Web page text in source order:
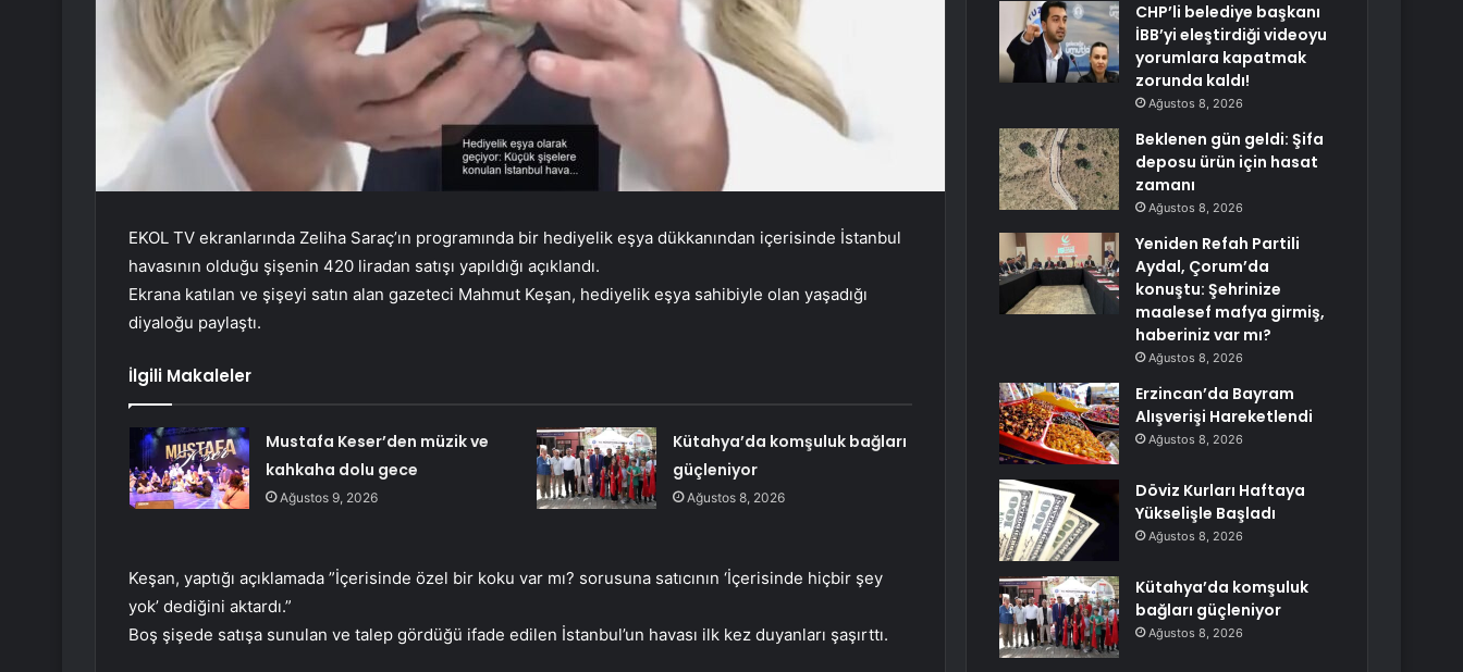
EKOL TV ekranlarında Zeliha Saraç’ın programında bir hediyelik eşya dükkanından içerisinde İstanbul
havasının olduğu şişenin 420 liradan satışı yapıldığı açıklandı.
Ekrana katılan ve şişeyi satın alan gazeteci Mahmut Keşan, hediyelik eşya sahibiyle olan yaşadığı
diyaloğu paylaştı.
İlgili Makaleler
Mustafa Keser’den müzik ve
kahkaha dolu gece
Ağustos 9, 2026
Kütahya’da komşuluk bağları
güçleniyor
Ağustos 8, 2026
Keşan, yaptığı açıklamada ”İçerisinde özel bir koku var mı? sorusuna satıcının ‘İçerisinde hiçbir şey
yok’ dediğini aktardı.”
Boş şişede satışa sunulan ve talep gördüğü ifade edilen İstanbul’un havası ilk kez duyanları şaşırttı.
CHP’li belediye başkanı
İBB’yi eleştirdiği videoyu
yorumlara kapatmak
zorunda kaldı!
Ağustos 8, 2026
Beklenen gün geldi: Şifa
deposu ürün için hasat
zamanı
Ağustos 8, 2026
Yeniden Refah Partili
Aydal, Çorum’da
konuştu: Şehrinize
maalesef mafya girmiş,
haberiniz var mı?
Ağustos 8, 2026
Erzincan’da Bayram
Alışverişi Hareketlendi
Ağustos 8, 2026
Döviz Kurları Haftaya
Yükselişle Başladı
Ağustos 8, 2026
Kütahya’da komşuluk
bağları güçleniyor
Ağustos 8, 2026